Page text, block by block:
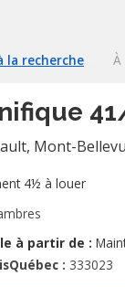
la recherche À
, Mont-
4½ à louer
à partir de :
: 333023